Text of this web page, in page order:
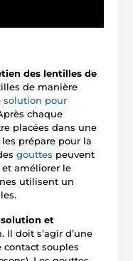
des lentilles de
de manière
solution pour
chaque
placées dans une
prépare pour la
gouttes peuvent
améliorer le
utilisent un
et
Il doit s’agir d’une
souples